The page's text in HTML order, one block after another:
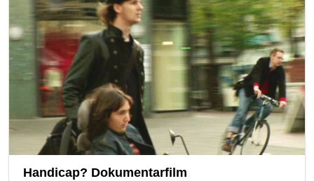
Handicap? Dokumentarfilm